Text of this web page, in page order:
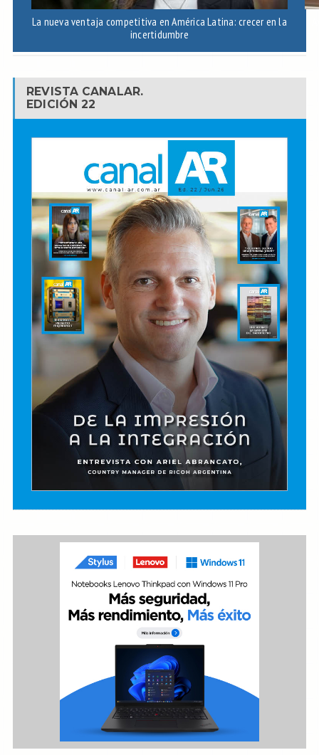
La nueva ventaja competitiva en América Latina: crecer en la
incertidumbre
REVISTA CANALAR.
EDICIÓN 22